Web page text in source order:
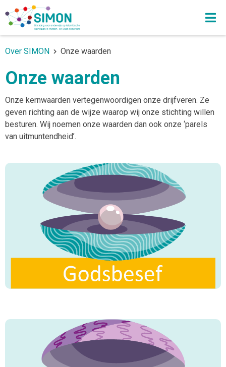
Over SIMON Onze waarden
Onze waarden
Onze kernwaarden vertegenwoordigen onze drijfveren. Ze
geven richting aan de wijze waarop wij onze stichting willen
besturen. Wij noemen onze waarden dan ook onze ‘parels
van uitmuntendheid’.
"Iedere daad die niet begint met de naam van
Allâh
is een verloren daad."